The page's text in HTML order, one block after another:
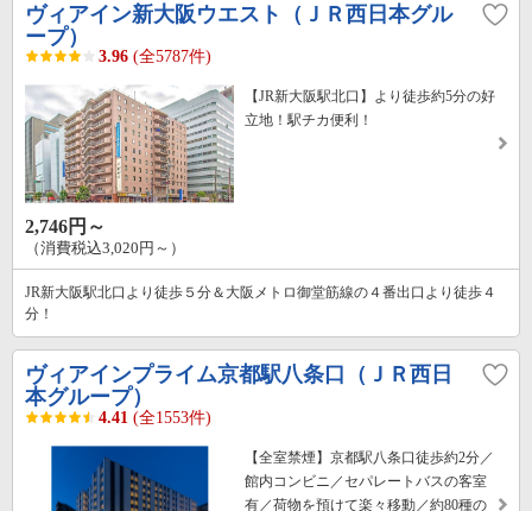
ヴィアイン新大阪ウエスト（ＪＲ西日本グル
ープ）
3.96 (全5787件)
【JR新大阪駅北口】より徒歩約5分の好
立地！駅チカ便利！
2,746円～
（消費税込3,020円～）
JR新大阪駅北口より徒歩５分＆大阪メトロ御堂筋線の４番出口より徒歩４
分！
ヴィアインプライム京都駅八条口（ＪＲ西日
本グループ）
4.41 (全1553件)
【全室禁煙】京都駅八条口徒歩約2分／
館内コンビニ／セパレートバスの客室
有／荷物を預けて楽々移動／約80種の